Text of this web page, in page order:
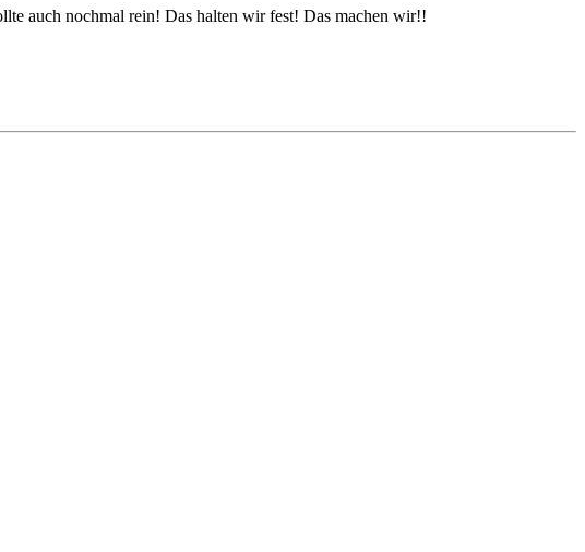
auch nochmal rein! Das halten wir fest! Das machen wir!!